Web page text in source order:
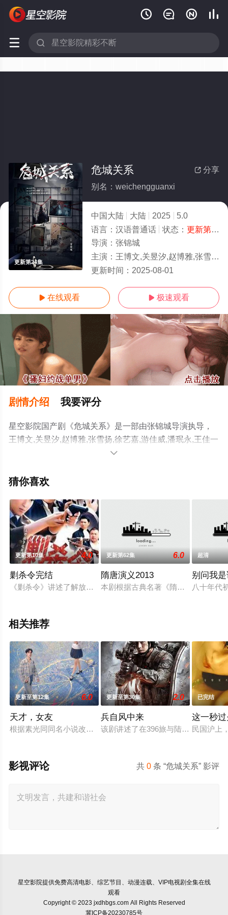
   
 
更新第24集
 分享
危城关系
别名：weichengguanxi
中国大陆 大陆 2025
5.0
语言： 汉语普通话 状态： 更新第24集
导演： 张锦城
主演： 王博文,关昱汐,赵博雅,张雪扬,徐艺嘉,游佳威,潘珉永,王佳一
更新时间： 2025-08-01
 在线观看  极速观看
剧情介绍 我要评分
星空影院国产剧《危城关系》是一部由张锦城导演执导，
王博文,关昱汐,赵博雅,张雪扬,徐艺嘉,游佳威,潘珉永,王佳一
等演员精彩演绎的中国大陆电视剧，手机免费观看高清无
步至豆瓣电视剧、电视猫或剧情网等平台了解。

猜你喜欢
更新第10集 4.0
剿杀令完结
《剿杀令》讲述了解放前夕，国民党不甘失败，留下部分部队
更新第62集 6.0
隋唐演义2013
本剧根据古典名著《隋唐演义》改编
超清
别问我
八十年代
相关推荐
更新至第12集 6.0
天才，女友
根据素光同同名小说改编。江逾白长大以后，林知夏忽然对他
更新至第30集 2.0
兵自风中来
该剧讲述了在396旅与陆军步兵学院
已完结
这一秒
民国沪上
共0 条 “危城关系” 影评
影视评论
星空影院提供免费高清电影、综艺节目、动漫连载、VIP电视剧全集在线
观看
Copyright © 2023 jxdhbgs.com All Rights Reserved
冀ICP备20230785号